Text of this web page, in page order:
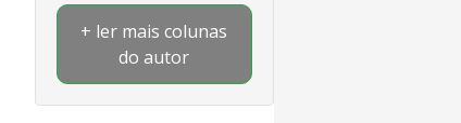
+ ler mais colunas
do autor